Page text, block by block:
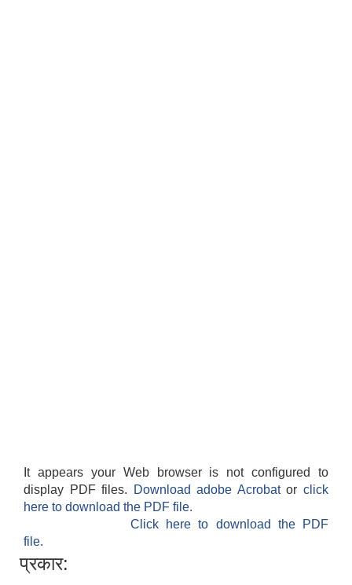
It appears your Web browser is not configured to
display PDF files.
Download adobe Acrobatorclick
here to download the PDF file.
Click here to download the PDF
file.
प्रकार: